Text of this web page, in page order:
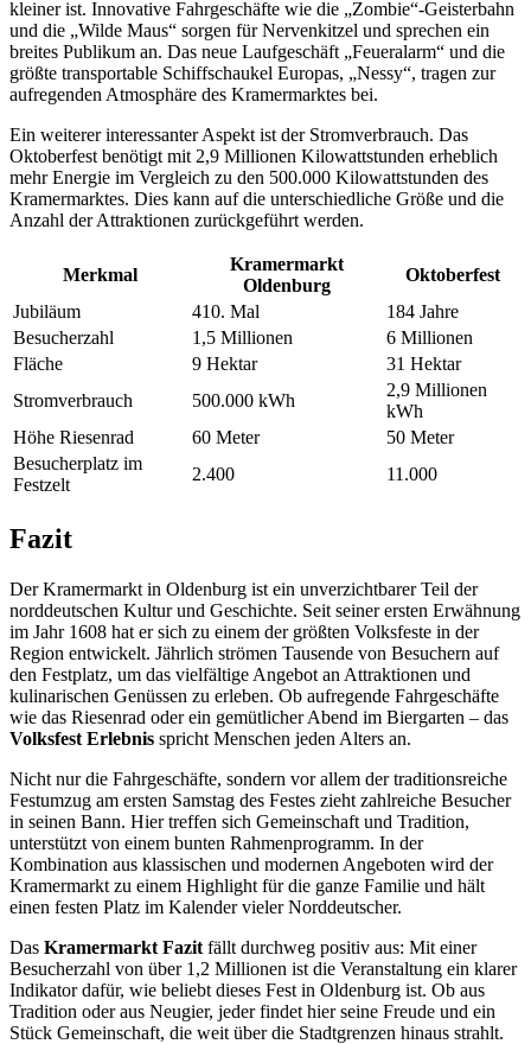
kleiner ist. Innovative Fahrgeschäfte wie die „Zombie“-Geisterbahn
und die „Wilde Maus“ sorgen für Nervenkitzel und sprechen ein
breites Publikum an. Das neue Laufgeschäft „Feueralarm“ und die
größte transportable Schiffschaukel Europas, „Nessy“, tragen zur
aufregenden Atmosphäre des Kramermarktes bei.
Ein weiterer interessanter Aspekt ist der Stromverbrauch. Das
Oktoberfest benötigt mit 2,9 Millionen Kilowattstunden erheblich
mehr Energie im Vergleich zu den 500.000 Kilowattstunden des
Kramermarktes. Dies kann auf die unterschiedliche Größe und die
Anzahl der Attraktionen zurückgeführt werden.
Merkmal
Kramermarkt
Oldenburg
Oktoberfest
Jubiläum
410. Mal
184 Jahre
Besucherzahl
1,5 Millionen
6 Millionen
Fläche
9 Hektar
31 Hektar
Stromverbrauch
500.000 kWh
2,9 Millionen
kWh
Höhe Riesenrad
60 Meter
50 Meter
Besucherplatz im
Festzelt
2.400 11.000
Fazit
Der Kramermarkt in Oldenburg ist ein unverzichtbarer Teil der
norddeutschen Kultur und Geschichte. Seit seiner ersten Erwähnung
im Jahr 1608 hat er sich zu einem der größten Volksfeste in der
Region entwickelt. Jährlich strömen Tausende von Besuchern auf
den Festplatz, um das vielfältige Angebot an Attraktionen und
kulinarischen Genüssen zu erleben. Ob aufregende Fahrgeschäfte
wie das Riesenrad oder ein gemütlicher Abend im Biergarten – das
Volksfest Erlebnis spricht Menschen jeden Alters an.
Nicht nur die Fahrgeschäfte, sondern vor allem der traditionsreiche
Festumzug am ersten Samstag des Festes zieht zahlreiche Besucher
in seinen Bann. Hier treffen sich Gemeinschaft und Tradition,
unterstützt von einem bunten Rahmenprogramm. In der
Kombination aus klassischen und modernen Angeboten wird der
Kramermarkt zu einem Highlight für die ganze Familie und hält
einen festen Platz im Kalender vieler Norddeutscher.
Das Kramermarkt Fazit fällt durchweg positiv aus: Mit einer
Besucherzahl von über 1,2 Millionen ist die Veranstaltung ein klarer
Indikator dafür, wie beliebt dieses Fest in Oldenburg ist. Ob aus
Tradition oder aus Neugier, jeder findet hier seine Freude und ein
Stück Gemeinschaft, die weit über die Stadtgrenzen hinaus strahlt.